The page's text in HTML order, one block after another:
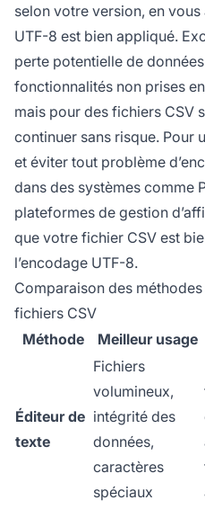
selon votre version, en vous
UTF-8 est bien appliqué.
perte potentielle de
fonctionnalités non prises
mais pour des fichiers CSV
continuer sans risque. Pour
et éviter tout problème
dans des systèmes comme
plateformes de gestion
que votre fichier CSV est
l’encodage UTF-8.
Comparaison des
fichiers CSV
Méthode
Meilleur usage
Éditeur de
texte
Fichiers
volumineux,
intégrité des
données,
caractères
spéciaux